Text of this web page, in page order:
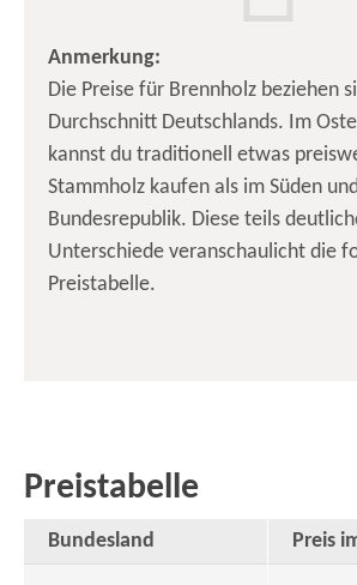
Anmerkung:
Die Preise für Brennholz beziehen
Durchschnitt Deutschlands. Im
kannst du traditionell etwas
Stammholz kaufen als im Süden
Bundesrepublik. Diese teils
Unterschiede veranschaulicht die
Preistabelle.
Preistabelle
Bundesland Preis